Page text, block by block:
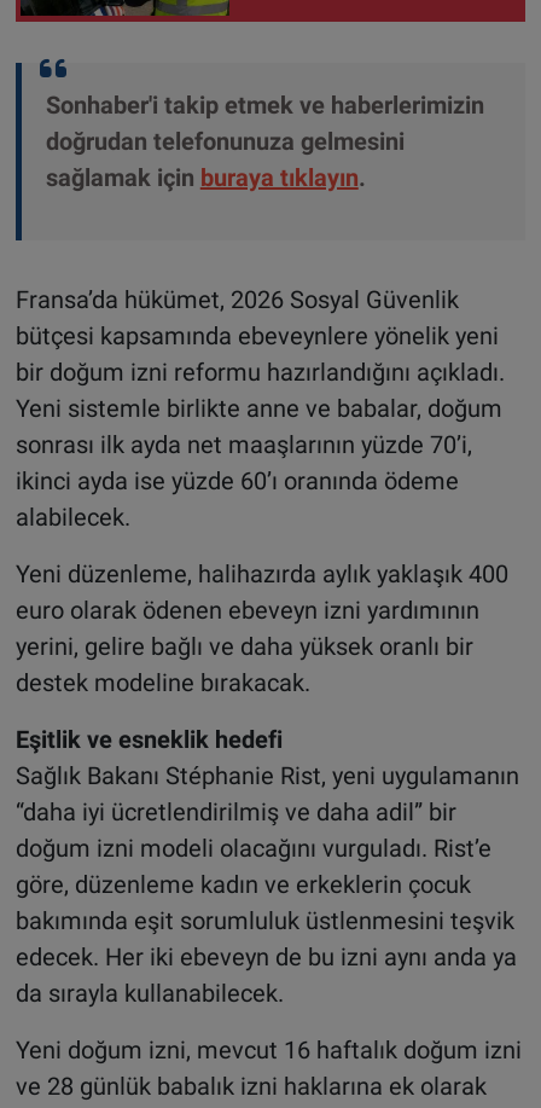
Sonhaber'i takip etmek ve haberlerimizin
doğrudan telefonunuza gelmesini
sağlamak için buraya tıklayın.
Fransa’da hükümet, 2026 Sosyal Güvenlik
bütçesi kapsamında ebeveynlere yönelik yeni
bir doğum izni reformu hazırlandığını açıkladı.
Yeni sistemle birlikte anne ve babalar, doğum
sonrası ilk ayda net maaşlarının yüzde 70’i,
ikinci ayda ise yüzde 60’ı oranında ödeme
alabilecek.
Yeni düzenleme, halihazırda aylık yaklaşık 400
euro olarak ödenen ebeveyn izni yardımının
yerini, gelire bağlı ve daha yüksek oranlı bir
destek modeline bırakacak.
Eşitlik ve esneklik hedefi
Sağlık Bakanı Stéphanie Rist, yeni uygulamanın
“daha iyi ücretlendirilmiş ve daha adil” bir
doğum izni modeli olacağını vurguladı. Rist’e
göre, düzenleme kadın ve erkeklerin çocuk
bakımında eşit sorumluluk üstlenmesini teşvik
edecek. Her iki ebeveyn de bu izni aynı anda ya
da sırayla kullanabilecek.
Yeni doğum izni, mevcut 16 haftalık doğum izni
ve 28 günlük babalık izni haklarına ek olarak